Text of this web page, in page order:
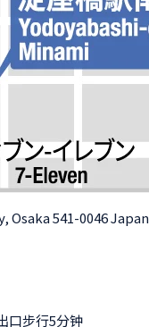
541-0046 Japan
口步行5分钟